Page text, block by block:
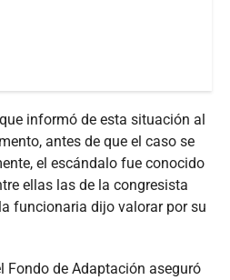
informó de esta situación al
antes de que el caso se
el escándalo fue conocido
ellas las de la congresista
funcionaria dijo valorar por su
Fondo de Adaptación aseguró